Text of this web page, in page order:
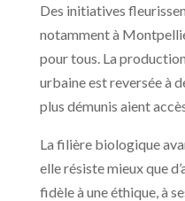
Des initiatives
notamment à
pour tous. La
urbaine est reversée à
plus démunis aient
La filière biologique
elle résiste mieux que
fidèle à une éthique, à